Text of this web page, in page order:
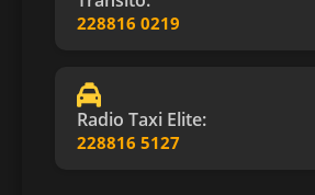
228816 0219
Radio Taxi Elite:
228816 5127